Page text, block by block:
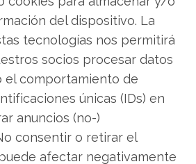
del dispositivo. La
tecnologías nos permitirá
socios procesar datos
el comportamiento de
únicas (IDs) en
anuncios (no-)
consentir o retirar el
afectar negativamente
artículo
Twitter